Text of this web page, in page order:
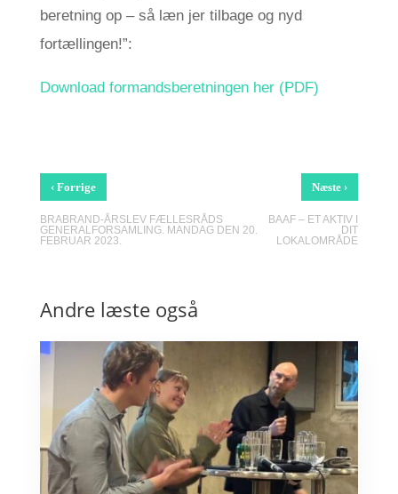
beretning op – så læn jer tilbage og nyd
fortællingen!”:
Download formandsberetningen her (PDF)
‹Forrige
BRABRAND-ÅRSLEV FÆLLESRÅDS
GENERALFORSAMLING. MANDAG DEN 20.
FEBRUAR 2023.
Næste ›
BAAF – ET AKTIV I
DIT
LOKALOMRÅDE
Andre læste også